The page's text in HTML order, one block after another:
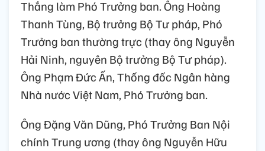
Thắng làm Phó Trưởng ban. Ông Hoàng
Thanh Tùng, Bộ trưởng Bộ Tư pháp, Phó
Trưởng ban thường trực (thay ông Nguyễn
Hải Ninh, nguyên Bộ trưởng Bộ Tư pháp).
Ông Phạm Đức Ấn, Thống đốc Ngân hàng
Nhà nước Việt Nam, Phó Trưởng ban.
Ông Đặng Văn Dũng, Phó Trưởng Ban Nội
chính Trung ương (thay ông Nguyễn Hữu